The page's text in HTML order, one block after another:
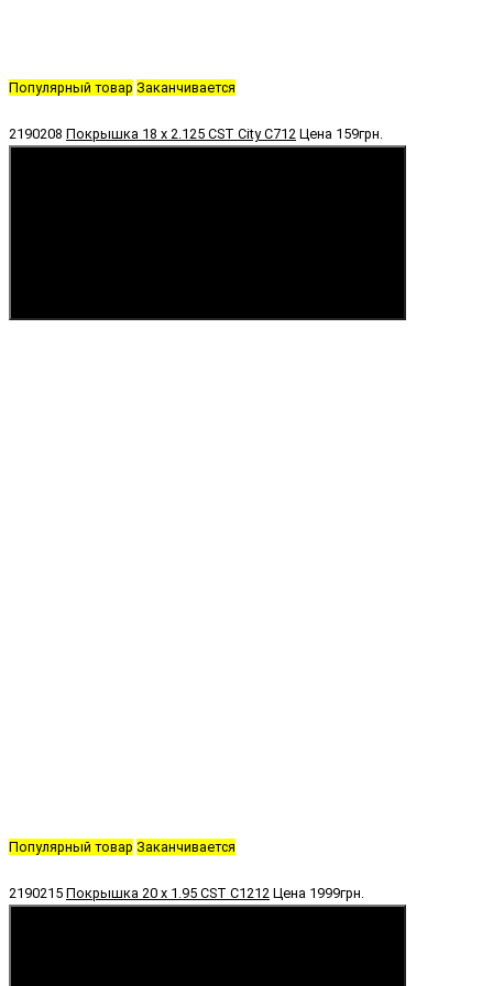
Популярный товар Заканчивается
2190208 Покрышка 18 х 2.125 CST City C712 Цена 159грн.
Популярный товар Заканчивается
2190215 Покрышка 20 х 1.95 CST C1212 Цена 1999грн.